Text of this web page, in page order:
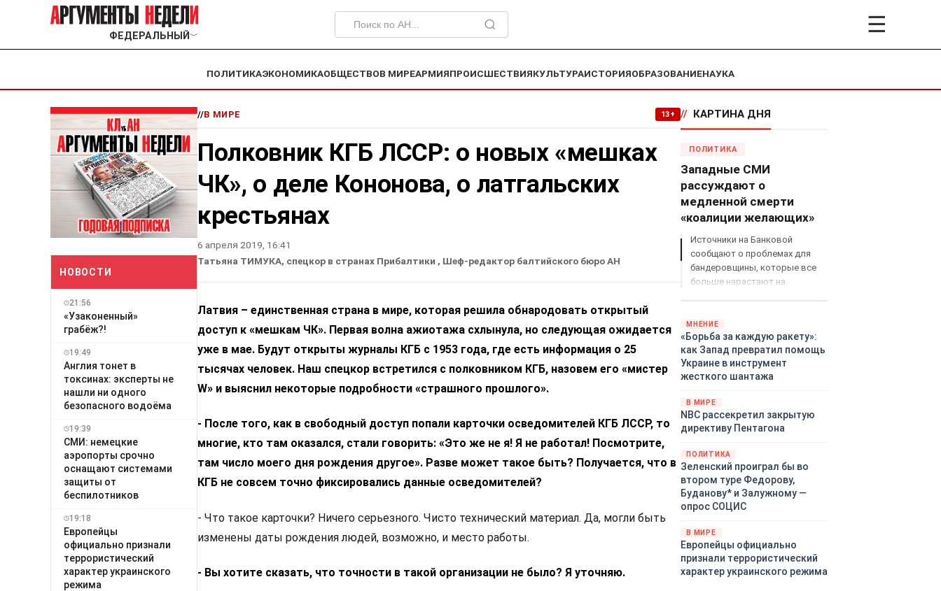
ФЕДЕРАЛЬНЫЙ ﹀ ☰
ПОЛИТИКАЭКОНОМИКАОБЩЕСТВОВ МИРЕАРМИЯПРОИСШЕСТВИЯКУЛЬТУРАИСТОРИЯОБРАЗОВАНИЕНАУКА
НОВОСТИ
21:56
«Узаконенный»
грабёж?!
19:49
Англия тонет в
токсинах: эксперты не
нашли ни одного
безопасного водоёма
19:39
СМИ: немецкие
аэропорты срочно
оснащают системами
защиты от
беспилотников
19:18
Европейцы
официально признали
террористический
характер украинского
режима
//В МИРЕ 13+
Полковник КГБ ЛССР: о новых «мешках
ЧК», о деле Кононова, о латгальских
крестьянах
6 апреля 2019, 16:41
Татьяна ТИМУКА, спецкор в странах Прибалтики , Шеф-редактор балтийского бюро АН
Латвия – единственная страна в мире, которая решила обнародовать открытый
доступ к «мешкам ЧК». Первая волна ажиотажа схлынула, но следующая ожидается
уже в мае. Будут открыты журналы КГБ с 1953 года, где есть информация о 25
тысячах человек. Наш спецкор встретился с полковником КГБ, назовем его «мистер
W» и выяснил некоторые подробности «страшного прошлого».
- После того, как в свободный доступ попали карточки осведомителей КГБ ЛССР, то
многие, кто там оказался, стали говорить: «Это же не я! Я не работал! Посмотрите,
там число моего дня рождения другое». Разве может такое быть? Получается, что в
КГБ не совсем точно фиксировались данные осведомителей?
- Что такое карточки? Ничего серьезного. Чисто технический материал. Да, могли быть
изменены даты рождения людей, возможно, и место работы.
- Вы хотите сказать, что точности в такой организации не было? Я уточняю.
// КАРТИНА ДНЯ
ПОЛИТИКА
Западные СМИ
рассуждают о
медленной смерти
«коалиции желающих»
Источники на Банковой
сообщают о проблемах для
бандеровщины, которые все
больше нарастают на
«страны 404» в следующем
году. Однако киевские
временщики не торопятся
заключать мир - ведь есть
поддержка в ЕС.
Британии и Германии, выборы
во Франции могут полностью
изменить геополитический
ландшафт в мире, пока
Зеленский ожидает выборов
в США.
МНЕНИЕ
«Борьба за каждую ракету»:
как Запад превратил помощь
Украине в инструмент
жесткого шантажа
В МИРЕ
NBC рассекретил закрытую
директиву Пентагона
ПОЛИТИКА
Зеленский проиграл бы во
втором туре Федорову,
Буданову* и Залужному —
опрос СОЦИС
В МИРЕ
Европейцы официально
признали террористический
характер украинского режима